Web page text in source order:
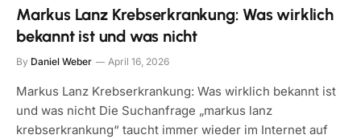
Markus Lanz Krebserkrankung: Was wirklich
bekannt ist und was nicht
By Daniel Weber April 16, 2026
Markus Lanz Krebserkrankung: Was wirklich bekannt ist
und was nicht Die Suchanfrage „markus lanz
krebserkrankung“ taucht immer wieder im Internet auf